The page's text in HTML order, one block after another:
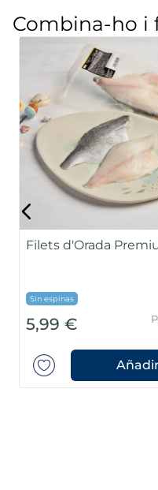
Combina-ho i
Filets d'Orada
Sin espinas
5,99 €
Añadir